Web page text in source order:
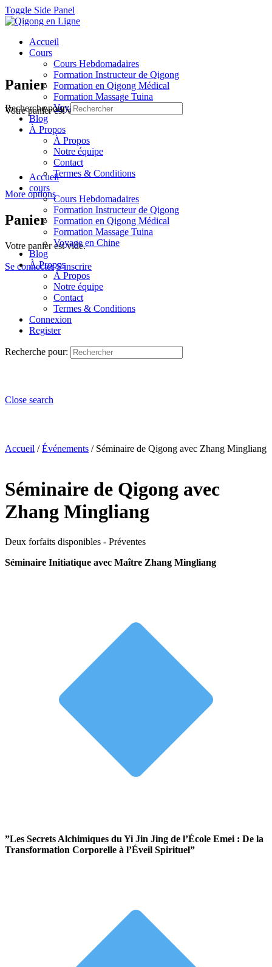
Toggle Side Panel
Accueil
Cours
Cours Hebdomadaires
Formation Instructeur de Qigong
Formation en Qigong Médical
Formation Massage Tuina
Voyage en Chine
Blog
À Propos
À Propos
Notre équipe
Contact
Termes & Conditions
More options
Panier
Votre panier est vide.
Se connecter S'inscrire
Panier
Votre panier est vide.
Recherche pour:
Accueil
cours
Cours Hebdomadaires
Formation Instructeur de Qigong
Formation en Qigong Médical
Formation Massage Tuina
Voyage en Chine
Blog
À Propos
À Propos
Notre équipe
Contact
Termes & Conditions
Connexion
Register
Recherche pour:
Close search
Accueil /Événements / Séminaire de Qigong avec Zhang Mingliang
Séminaire de Qigong avec
Zhang Mingliang
Deux forfaits disponibles - Préventes
Séminaire Initiatique avec Maître Zhang Mingliang
”Les Secrets Alchimiques du Yi Jin Jing de l’École Emei : De la
Transformation Corporelle à l’Éveil Spirituel”